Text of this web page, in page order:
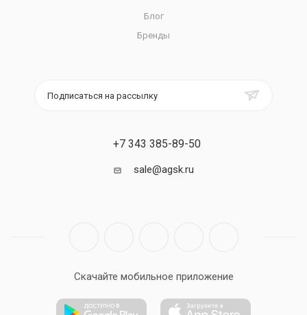
Блог
Бренды
Подписаться на рассылку
+7 343 385-89-50
sale@agsk.ru
Скачайте мобильное приложение